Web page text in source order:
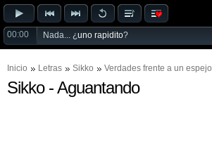
00:00 Nada... ¿uno rapidito?
Inicio Letras Sikko Verdades frente a un espejo
Sikko - Aguantando